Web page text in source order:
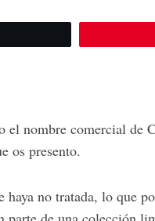
nombre comercial de
os presento.
no tratada, lo que